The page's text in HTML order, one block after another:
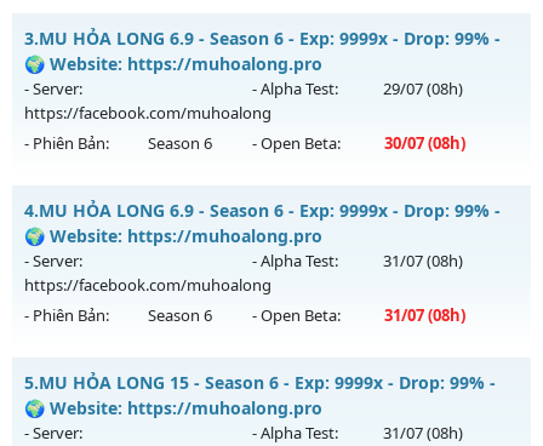
Thể loại: Mu Nguyên bản Webzen
Antihack: VietGuard
Drop Cao Boss Nhiều - Cày Cuốc Thả Ga Drop Cao
Mu mới ra tháng 08 2026 - Mở máy chủ
13h ngày 06/08/2626
Exp: 1000x - Drop: 20%
Thể loại: Mu Nguyên bản Webzen
Antihack: GameGuard
3.MU HỎA LONG 6.9 - Season 6 - Exp: 9999x - Drop: 99% -
🌍 Website: https://muhoalong.pro
- Server:
https://facebook.com/muhoalong
- Alpha Test: 29/07(08h)
- Phiên Bản: Season 6 - Open Beta: 30/07(08h)
MU HỎA LONG 6.9 - 🌍 Website: https://muhoalong.pro
Mu mới ra tháng 07 2026 - Mở máy chủ
https://facebook.com/muhoalongvào 08h ngày
30/07/2626
Exp: 9999x - Drop: 99%
Thể loại: Mu Nguyên bản Webzen
Antihack: Xshiel
4.MU HỎA LONG 6.9 - Season 6 - Exp: 9999x - Drop: 99% -
🌍 Website: https://muhoalong.pro
- Server:
https://facebook.com/muhoalong
- Alpha Test: 31/07(08h)
- Phiên Bản: Season 6 - Open Beta: 31/07(08h)
MU HỎA LONG 6.9 - 🌍 Website: https://muhoalong.pro
Mu mới ra tháng 07 2026 - Mở máy chủ
https://facebook.com/muhoalongvào 08h ngày
5.MU HỎA LONG 15 - Season 6 - Exp: 9999x - Drop: 99% -
🌍 Website: https://muhoalong.pro
- Server:
- Alpha Test: 31/07(08h)